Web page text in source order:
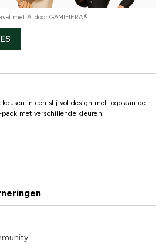
met AI door GAMIFIERA.®
in een stijlvol design met logo aan de
met verschillende kleuren.